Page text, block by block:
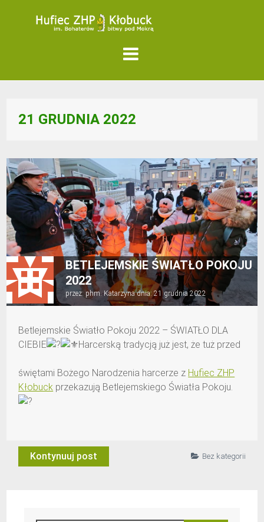
21 GRUDNIA 2022
BETLEJEMSKIE ŚWIATŁO POKOJU
2022
przez: phm. Katarzynadnia:21 grudnia 2022
Betlejemskie Światło Pokoju 2022 – ŚWIATŁO DLA
CIEBIE
Harcerską tradycją już jest, że tuż przed
świętami Bożego Narodzenia harcerze z Hufiec ZHP
Kłobuck przekazują Betlejemskiego Światła Pokoju.
Kontynuuj post Bez kategorii